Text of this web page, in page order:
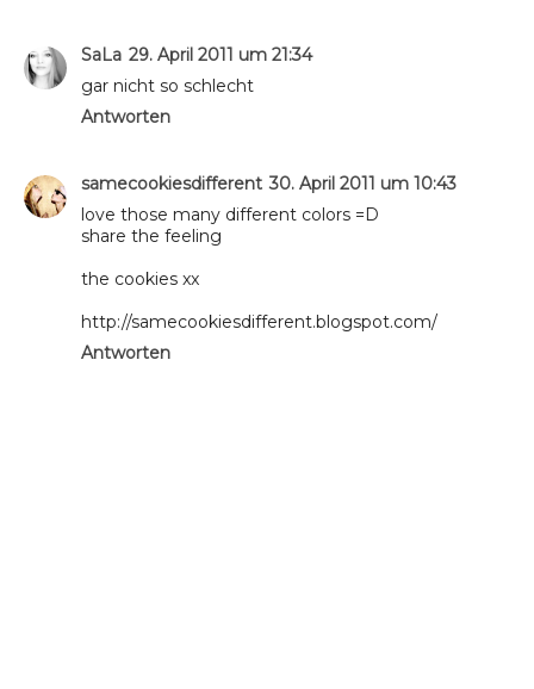
SaLa 29. April 2011 um 21:34
gar nicht so schlecht
Antworten
samecookiesdifferent 30. April 2011 um 10:43
love those many different colors =D
share the feeling
the cookies xx
http://samecookiesdifferent.blogspot.com/
Antworten